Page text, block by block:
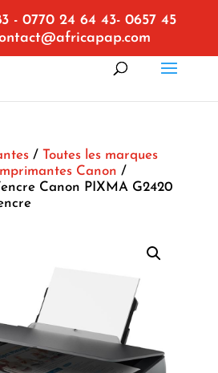
- 0770 24 64 43- 0657 45
/ Toutes les marques
Imprimantes Canon /
Canon PIXMA G2420